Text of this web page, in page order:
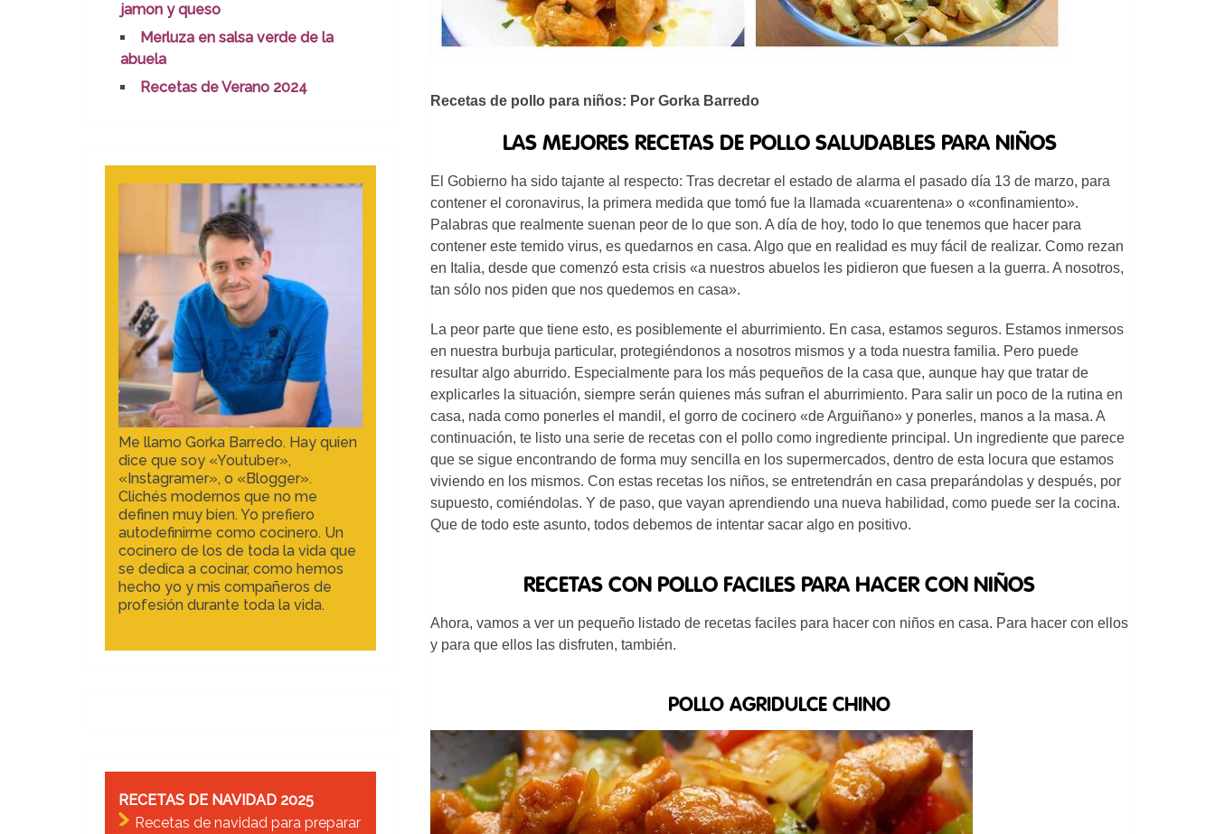
Recetas de pollo para niños: Por Gorka Barredo
LAS MEJORES RECETAS DE POLLO SALUDABLES PARA NIÑOS
El Gobierno ha sido tajante al respecto: Tras decretar el estado de alarma el pasado día 13 de marzo, para
contener el coronavirus, la primera medida que tomó fue la llamada «cuarentena» o «confinamiento».
Palabras que realmente suenan peor de lo que son. A día de hoy, todo lo que tenemos que hacer para
contener este temido virus, es quedarnos en casa. Algo que en realidad es muy fácil de realizar. Como rezan
en Italia, desde que comenzó esta crisis «a nuestros abuelos les pidieron que fuesen a la guerra. A nosotros,
tan sólo nos piden que nos quedemos en casa».
La peor parte que tiene esto, es posiblemente el aburrimiento. En casa, estamos seguros. Estamos inmersos
en nuestra burbuja particular, protegiéndonos a nosotros mismos y a toda nuestra familia. Pero puede
resultar algo aburrido. Especialmente para los más pequeños de la casa que, aunque hay que tratar de
explicarles la situación, siempre serán quienes más sufran el aburrimiento. Para salir un poco de la rutina en
casa, nada como ponerles el mandil, el gorro de cocinero «de Arguiñano» y ponerles, manos a la masa. A
continuación, te listo una serie de recetas con el pollo como ingrediente principal. Un ingrediente que parece
que se sigue encontrando de forma muy sencilla en los supermercados, dentro de esta locura que estamos
viviendo en los mismos. Con estas recetas los niños, se entretendrán en casa preparándolas y después, por
supuesto, comiéndolas. Y de paso, que vayan aprendiendo una nueva habilidad, como puede ser la cocina.
Que de todo este asunto, todos debemos de intentar sacar algo en positivo.
RECETAS CON POLLO FACILES PARA HACER CON NIÑOS
Ahora, vamos a ver un pequeño listado de recetas faciles para hacer con niños en casa. Para hacer con ellos
y para que ellos las disfruten, también.
POLLO AGRIDULCE CHINO
jamon y queso
Merluza en salsa verde de la
abuela
Recetas de Verano 2024
Me llamo Gorka Barredo. Hay quien
dice que soy «Youtuber»,
«Instagramer», o «Blogger».
Clichés modernos que no me
definen muy bien. Yo prefiero
autodefinirme como cocinero. Un
cocinero de los de toda la vida que
se dedica a cocinar, como hemos
hecho yo y mis compañeros de
profesión durante toda la vida.
RECETAS DE NAVIDAD 2025
Recetas de navidad para preparar